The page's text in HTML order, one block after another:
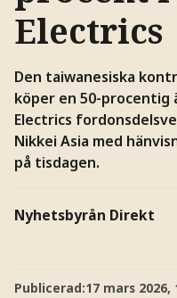
Electrics
Den taiwanesiska
köper en 50-procentig
Electrics
Nikkei Asia med
på tisdagen.
Nyhetsbyrån Direkt
Publicerad:17 mars 2026,